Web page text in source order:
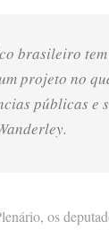
brasileiro
projeto no
públicas e
os